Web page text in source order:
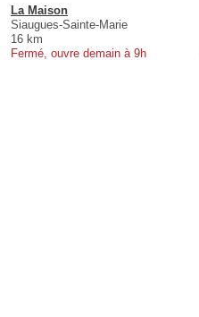
La Maison
Siaugues-Sainte-Marie
16 km
Fermé, ouvre demain à 9h